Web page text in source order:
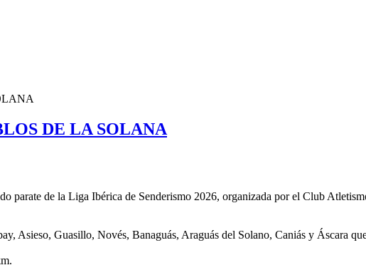
DE LA SOLANA
parate de la Liga Ibérica de Senderismo 2026, organizada por el Club
Asieso, Guasillo, Novés, Banaguás, Araguás del Solano, Caniás y Áscara